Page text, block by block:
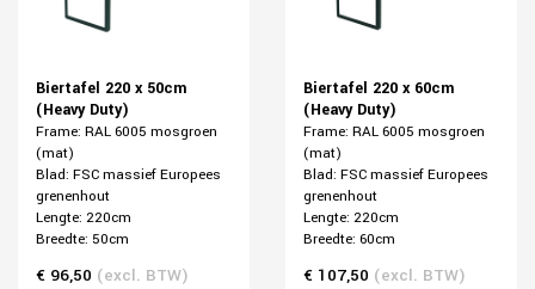
Biertafel 220 x 50cm
(Heavy Duty)
Frame: RAL 6005 mosgroen
(mat)
Blad: FSC massief Europees
grenenhout
Lengte: 220cm
Breedte: 50cm
€ 96,50 (excl. BTW)
Biertafel 220 x 60cm
(Heavy Duty)
Frame: RAL 6005 mosgroen
(mat)
Blad: FSC massief Europees
grenenhout
Lengte: 220cm
Breedte: 60cm
€ 107,50 (excl. BTW)